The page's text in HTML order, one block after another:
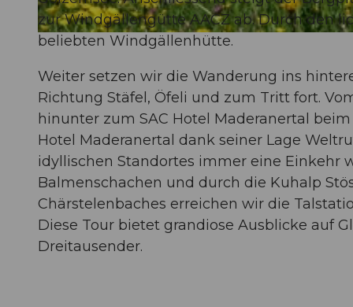
© Sanna Laurén, Verein Urner Wanderwege |CC-BY
zur Windgällengütte AACZ ab. Durch den
beliebten Windgällenhütte.
Weiter setzen wir die Wanderung ins
Richtung Stäfel, Öfeli und zum Tritt fort.
hinunter zum SAC Hotel Maderanertal
Hotel Maderanertal dank seiner Lage
idyllischen Standortes immer eine Einkehr
Balmenschachen und durch die Kuhalp
Chärstelenbaches erreichen wir die
Diese Tour bietet grandiose Ausblicke auf
Dreitausender.